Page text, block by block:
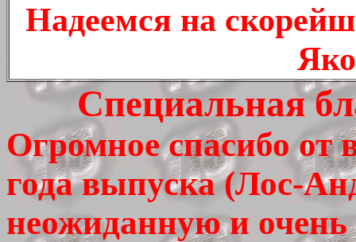
Надеемся на
Специальная
Огромное спасибо от
года выпуска (Лос-
неожиданную и